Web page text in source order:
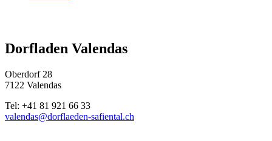
Dorfladen Valendas
Oberdorf 28
7122 Valendas
Tel: +41 81 921 66 33
valendas@dorflaeden-safiental.ch